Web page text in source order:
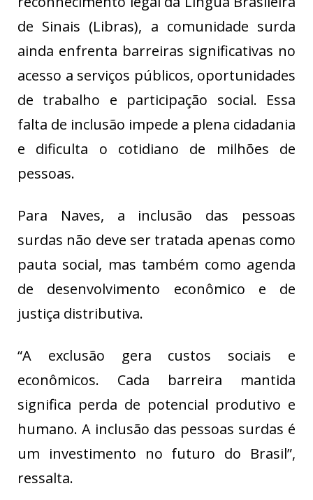
de Sinais (Libras), a comunidade surda
ainda enfrenta barreiras significativas no
acesso a serviços públicos, oportunidades
de trabalho e participação social. Essa
falta de inclusão impede a plena cidadania
e dificulta o cotidiano de milhões de
pessoas.
Para Naves, a inclusão das pessoas
surdas não deve ser tratada apenas como
pauta social, mas também como agenda
de desenvolvimento econômico e de
justiça distributiva.
“A exclusão gera custos sociais e
econômicos. Cada barreira mantida
significa perda de potencial produtivo e
humano. A inclusão das pessoas surdas é
um investimento no futuro do Brasil”,
ressalta.